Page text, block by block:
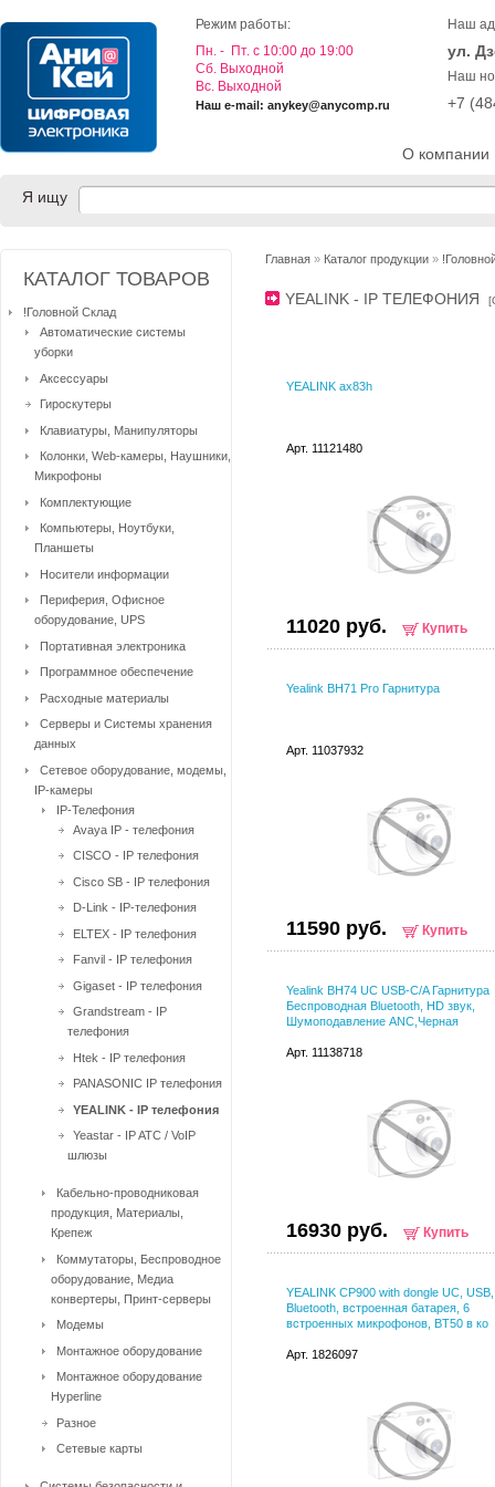
О компании
Режим работы:
Пн. - Пт. с 10:00 до 19:00
Cб. Выходной
Вс. Выходной
Наш e-mail: anykey@anycomp.ru
Наш
ул.
Наш
+7
Я ищу
Главная » Каталог продукции »
YEALINK - IP ТЕЛЕФОНИЯ [
YEALINK ax83h
Арт. 11121480
11020 руб. Купить
Yealink BH71 Pro Гарнитура
Арт. 11037932
11590 руб. Купить
Yealink BH74 UC USB-C/A Гарнитура
Беспроводная Bluetooth, HD звук,
Шумоподавление ANC,Черная
Арт. 11138718
16930 руб. Купить
YEALINK CP900 with dongle UC, USB,
Bluetooth, встроенная батарея, 6
встроенных микрофонов, BT50 в ко
Арт. 1826097
КАТАЛОГ ТОВАРОВ
!Головной Склад
Автоматические системы
уборки
Аксессуары
Гироскутеры
Клавиатуры, Манипуляторы
Колонки, Web-камеры, Наушники,
Микрофоны
Комплектующие
Компьютеры, Ноутбуки,
Планшеты
Носители информации
Периферия, Офисное
оборудование, UPS
Портативная электроника
Программное обеспечение
Расходные материалы
Серверы и Системы хранения
данных
Сетевое оборудование, модемы,
IP-камеры
IP-Телефония
Avaya IP - телефония
CISCO - IP телефония
Cisco SB - IP телефония
D-Link - IP-телефония
ELTEX - IP телефония
Fanvil - IP телефония
Gigaset - IP телефония
Grandstream - IP
телефония
Htek - IP телефония
PANASONIC IP телефония
YEALINK - IP телефония
Yeastar - IP ATC / VoIP
шлюзы
Кабельно-проводниковая
продукция, Материалы,
Крепеж
Коммутаторы, Беспроводное
оборудование, Медиа
конвертеры, Принт-серверы
Модемы
Монтажное оборудование
Монтажное оборудование
Hyperline
Разное
Сетевые карты